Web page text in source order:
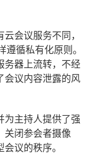
会议服务不同，
循私有化原则。
务器上流转，不经
会议内容泄露的风
为主持人提供了强
关闭参会者摄像
议的秩序。